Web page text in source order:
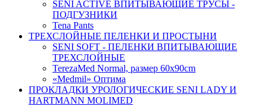
SENI ACTIVE ВПИТЫВАЮЩИЕ ТРУСЫ -
ПОДГУЗНИКИ
Tena Pants
ТРЕХСЛОЙНЫЕ ПЕЛЕНКИ И ПРОСТЫНИ
SENI SOFT - ПЕЛЕНКИ ВПИТЫВАЮЩИЕ
ТРЕХСЛОЙНЫЕ
TerezaMed Normal, размер 60x90cm
«Medmil» Оптима
ПРОКЛАДКИ УРОЛОГИЧЕСКИЕ SENI LADY И
HARTMANN MOLIMED